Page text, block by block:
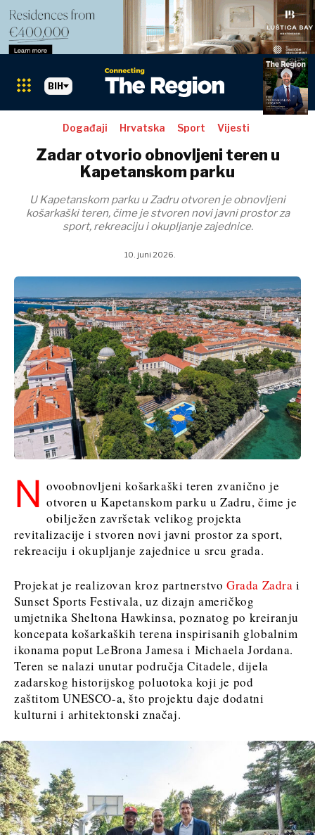
BIH
Događaji Hrvatska Sport Vijesti
Zadar otvorio obnovljeni teren u
Kapetanskom parku
U Kapetanskom parku u Zadru otvoren je obnovljeni
košarkaški teren, čime je stvoren novi javni prostor za
sport, rekreaciju i okupljanje zajednice.
10. juni 2026.
N ovoobnovljeni košarkaški teren zvanično je
otvoren u Kapetanskom parku u Zadru, čime je
obilježen završetak velikog projekta
revitalizacije i stvoren novi javni prostor za sport,
rekreaciju i okupljanje zajednice u srcu grada.
Projekat je realizovan kroz partnerstvoGrada Zadra i
Sunset Sports Festivala, uz dizajn američkog
umjetnika Sheltona Hawkinsa, poznatog po kreiranju
koncepata košarkaških terena inspirisanih globalnim
ikonama poput LeBrona Jamesa i Michaela Jordana.
Teren se nalazi unutar područja Citadele, dijela
zadarskog historijskog poluotoka koji je pod
zaštitom UNESCO-a, što projektu daje dodatni
kulturni i arhitektonski značaj.